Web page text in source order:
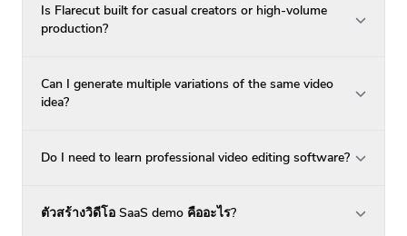
Is Flarecut built for casual creators or high-volume
production?
Can I generate multiple variations of the same video
idea?
Do I need to learn professional video editing software?
ตัวสร้างวิดีโอ SaaS demo คืออะไร?